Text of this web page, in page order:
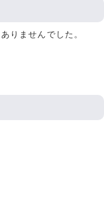
りませんでした。